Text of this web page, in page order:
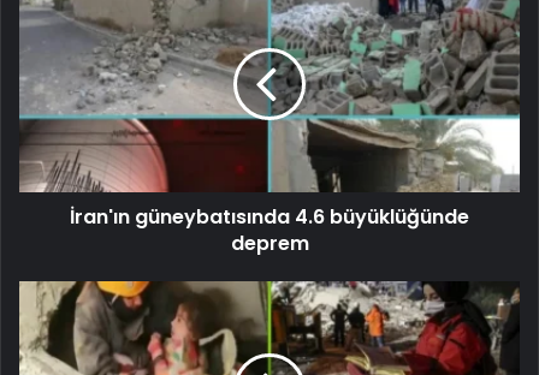
İran'ın güneybatısında 4.6 büyüklüğünde
deprem